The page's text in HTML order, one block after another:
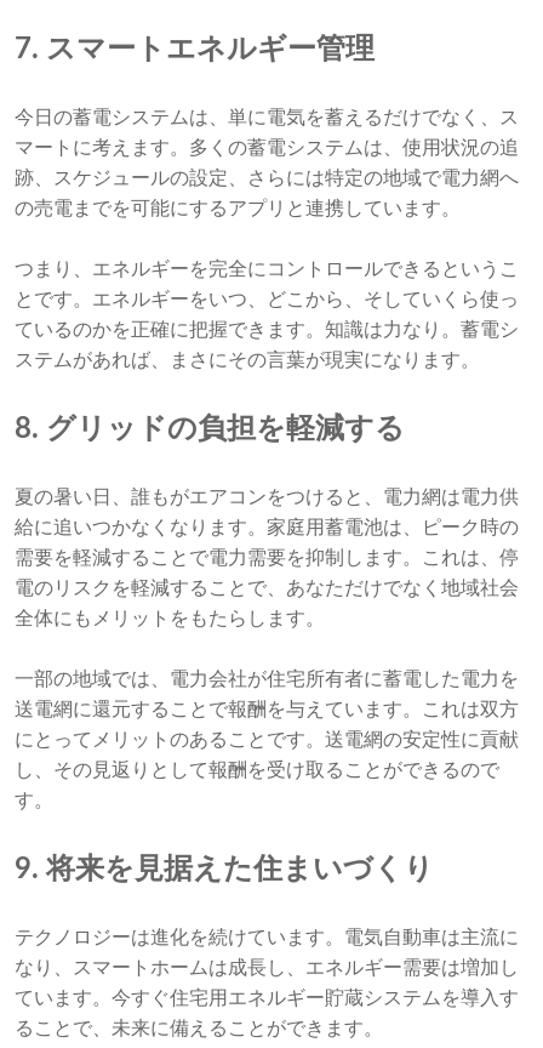
7. スマートエネルギー管理
今日の蓄電システムは、単に電気を蓄えるだけでなく、ス
マートに考えます。多くの蓄電システムは、使用状況の追
跡、スケジュールの設定、さらには特定の地域で電力網へ
の売電までを可能にするアプリと連携しています。
つまり、エネルギーを完全にコントロールできるというこ
とです。エネルギーをいつ、どこから、そしていくら使っ
ているのかを正確に把握できます。知識は力なり。蓄電シ
ステムがあれば、まさにその言葉が現実になります。
8. グリッドの負担を軽減する
夏の暑い日、誰もがエアコンをつけると、電力網は電力供
給に追いつかなくなります。家庭用蓄電池は、ピーク時の
需要を軽減することで電力需要を抑制します。これは、停
電のリスクを軽減することで、あなただけでなく地域社会
全体にもメリットをもたらします。
一部の地域では、電力会社が住宅所有者に蓄電した電力を
送電網に還元することで報酬を与えています。これは双方
にとってメリットのあることです。送電網の安定性に貢献
し、その見返りとして報酬を受け取ることができるので
す。
9. 将来を見据えた住まいづくり
テクノロジーは進化を続けています。電気自動車は主流に
なり、スマートホームは成長し、エネルギー需要は増加し
ています。今すぐ住宅用エネルギー貯蔵システムを導入す
ることで、未来に備えることができます。